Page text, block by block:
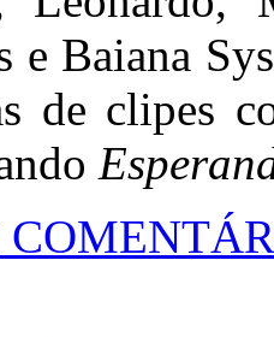
Baiana
de clipes